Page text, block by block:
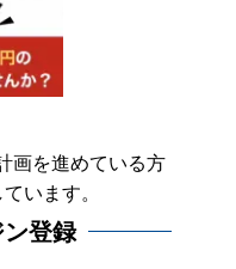
画を進めている方
います。
登録